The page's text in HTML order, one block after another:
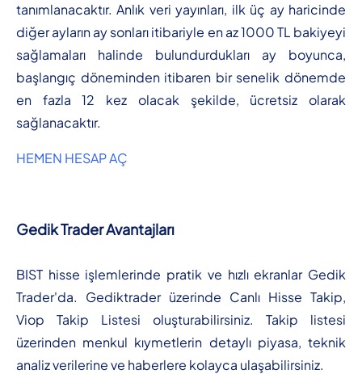
tanımlanacaktır. Anlık veri yayınları, ilk üç ay haricinde
diğer ayların ay sonları itibariyle en az 1000 TL bakiyeyi
sağlamaları halinde bulundurdukları ay boyunca,
başlangıç döneminden itibaren bir senelik dönemde
en fazla 12 kez olacak şekilde, ücretsiz olarak
sağlanacaktır.
HEMEN HESAP AÇ
Gedik Trader Avantajları
BIST hisse işlemlerinde pratik ve hızlı ekranlar Gedik
Trader'da. Gediktrader üzerinde Canlı Hisse Takip,
Viop Takip Listesi oluşturabilirsiniz. Takip listesi
üzerinden menkul kıymetlerin detaylı piyasa, teknik
analiz verilerine ve haberlere kolayca ulaşabilirsiniz.